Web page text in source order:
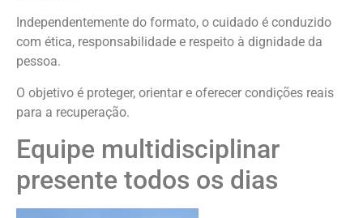
Independentemente do formato, o cuidado é conduzido
com ética, responsabilidade e respeito à dignidade da
pessoa.
O objetivo é proteger, orientar e oferecer condições reais
para a recuperação.
Equipe multidisciplinar
presente todos os dias